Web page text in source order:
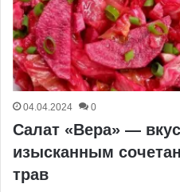
04.04.2024 0
Салат «Вера» —
изысканным
трав